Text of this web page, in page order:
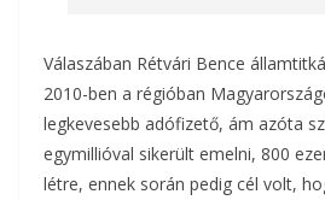
Válaszában Rétvári Bence
2010-ben a régióban
legkevesebb adófizető, ám azóta
egymillióval sikerült emelni, 800
létre, ennek során pedig cél volt,